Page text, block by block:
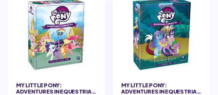
MY LITTLE PONY:
ADVENTURES IN EQUESTRIA -
MY LITTLE PONY:
ADVENTURES IN EQUESTRIA -